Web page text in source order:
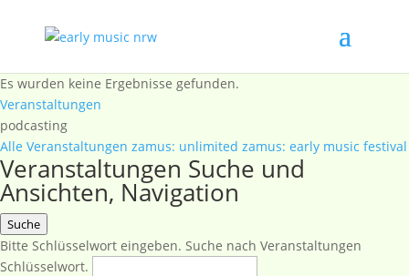
Es wurden keine Ergebnisse gefunden.
Veranstaltungen
podcasting
Alle Veranstaltungen zamus: unlimited zamus: early music festival
Veranstaltungen Suche und
Ansichten, Navigation
Suche
Bitte Schlüsselwort eingeben. Suche nach Veranstaltungen
Schlüsselwort.